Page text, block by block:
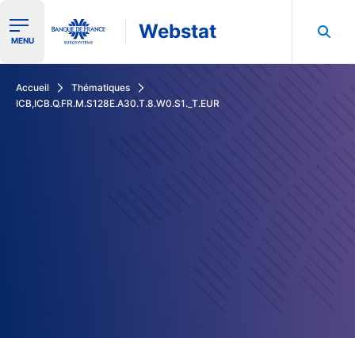
Ouvrir le menu de navigation
MENU Webstat
Accueil
Thématiques
ICB,ICB.Q.FR.M.S128E.A30.T.8.W0.S1._T.EUR